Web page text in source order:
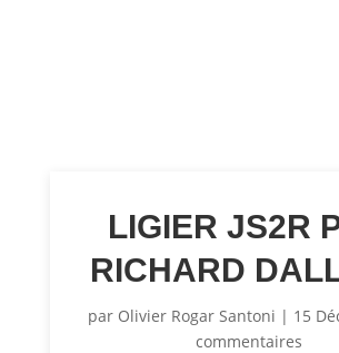
LIGIER JS2R
RICHARD
par Olivier Rogar Santoni | 15
commentaires